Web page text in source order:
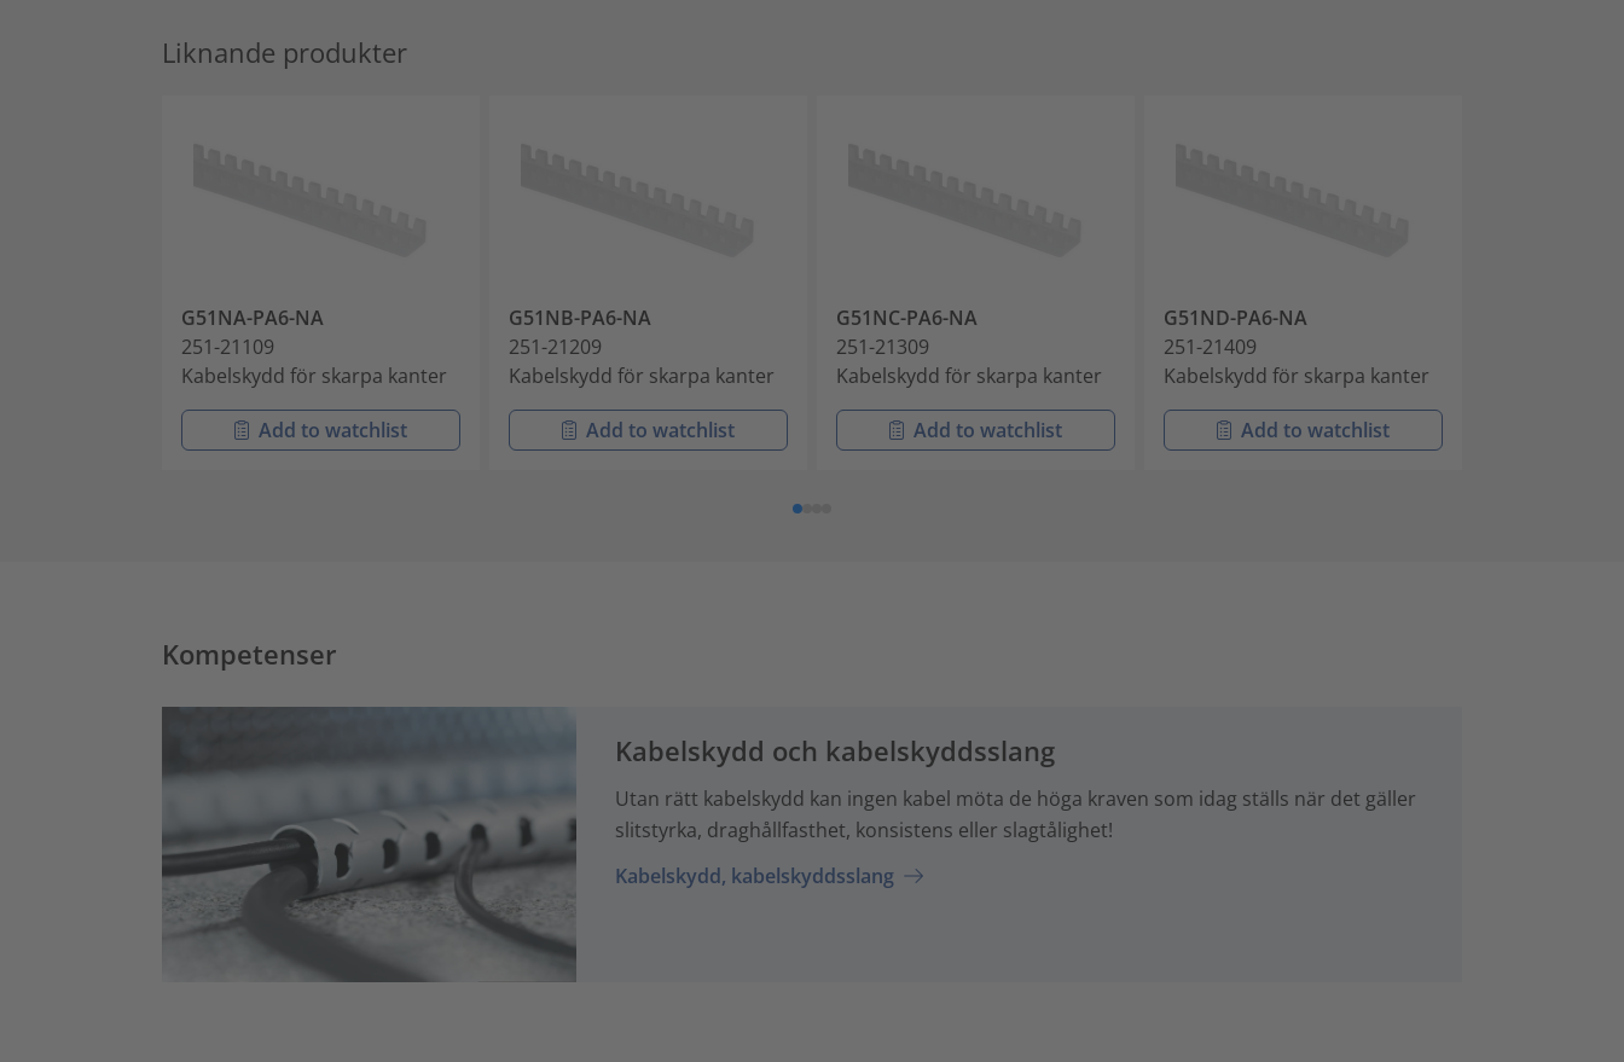
Liknande produkter
G51NA-PA6-NA
251-21109
Kabelskydd för skarpa kanter
Add to watchlist
G51NB-PA6-NA
251-21209
Kabelskydd för skarpa kanter
Add to watchlist
G51NC-PA6-NA
251-21309
Kabelskydd för skarpa kanter
Add to watchlist
G51ND-PA6-NA
251-21409
Kabelskydd för skarpa kanter
Add to watchlist
Kompetenser
Kabelskydd och kabelskyddsslang
Utan rätt kabelskydd kan ingen kabel möta de höga kraven som idag ställs när det gäller
slitstyrka, draghållfasthet, konsistens eller slagtålighet!
Kabelskydd, kabelskyddsslang